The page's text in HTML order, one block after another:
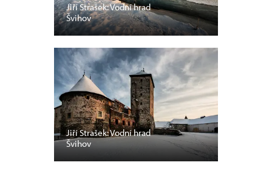
Jiří Strašek: Vodní hrad
Švihov
Jiří Strašek: Vodní hrad
Švihov